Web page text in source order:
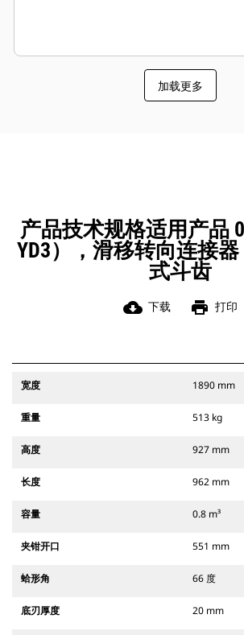
加载更多
产品技术规格适用产品
YD3），滑移转向连接
式斗齿
cloud_download 下载 print 打印
宽度 1890 mm
重量 513 kg
高度 927 mm
长度 962 mm
容量 0.8 m³
夹钳开口 551 mm
蛤形角 66 度
底刃厚度 20 mm